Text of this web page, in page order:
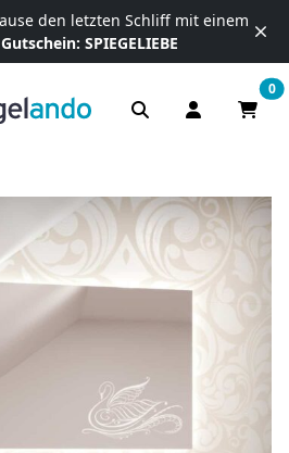
den letzten Schliff mit einem
SPIEGELIEBE
Anmelden /
0
mit Schwan – Svania